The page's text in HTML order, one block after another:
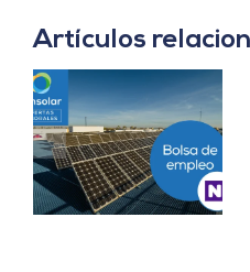
Artículos
Project Manager en
Madrid